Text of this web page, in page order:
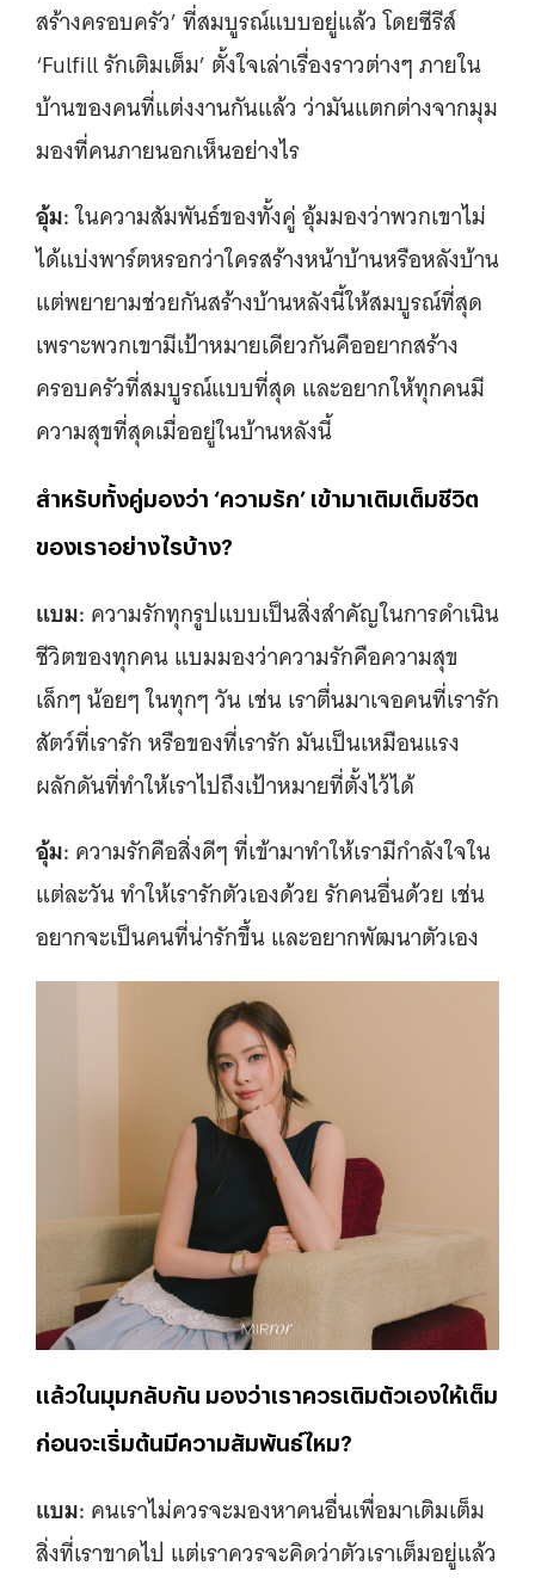
สร้างครอบครัว’ ที่สมบูรณ์แบบอยู่แล้ว โดยซีรีส์
‘Fulfill รักเติมเต็ม’ ตั้งใจเล่าเรื่องราวต่างๆ ภายใน
บ้านของคนที่แต่งงานกันแล้ว ว่ามันแตกต่างจากมุม
มองที่คนภายนอกเห็นอย่างไร
อุ้ม:ในความสัมพันธ์ของทั้งคู่ อุ้มมองว่าพวกเขาไม่
ได้แบ่งพาร์ตหรอกว่าใครสร้างหน้าบ้านหรือหลังบ้าน
แต่พยายามช่วยกันสร้างบ้านหลังนี้ให้สมบูรณ์ที่สุด
เพราะพวกเขามีเป้าหมายเดียวกันคืออยากสร้าง
ครอบครัวที่สมบูรณ์แบบที่สุด และอยากให้ทุกคนมี
ความสุขที่สุดเมื่ออยู่ในบ้านหลังนี้
สำหรับทั้งคู่มองว่า ‘ความรัก’ เข้ามาเติมเต็มชีวิต
ของเราอย่างไรบ้าง?
แบม: ความรักทุกรูปแบบเป็นสิ่งสำคัญในการดำเนิน
ชีวิตของทุกคน แบมมองว่าความรักคือความสุข
เล็กๆ น้อยๆ ในทุกๆ วัน เช่น เราตื่นมาเจอคนที่เรารัก
สัตว์ที่เรารัก หรือของที่เรารัก มันเป็นเหมือนแรง
ผลักดันที่ทำให้เราไปถึงเป้าหมายที่ตั้งไว้ได้
อุ้ม: ความรักคือสิ่งดีๆ ที่เข้ามาทำให้เรามีกำลังใจใน
แต่ละวัน ทำให้เรารักตัวเองด้วย รักคนอื่นด้วย เช่น
อยากจะเป็นคนที่น่ารักขึ้น และอยากพัฒนาตัวเอง
แล้วในมุมกลับกัน มองว่าเราควรเติมตัวเองให้เต็ม
ก่อนจะเริ่มต้นมีความสัมพันธ์ไหม?
แบม: คนเราไม่ควรจะมองหาคนอื่นเพื่อมาเติมเต็ม
สิ่งที่เราขาดไป แต่เราควรจะคิดว่าตัวเราเต็มอยู่แล้ว